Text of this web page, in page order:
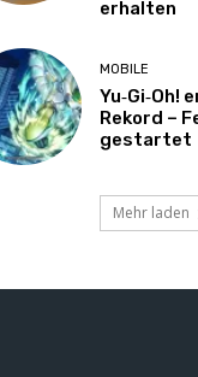
erhalten
MOBILE
Yu‑Gi‑Oh!
Rekord –
gestartet
Mehr laden